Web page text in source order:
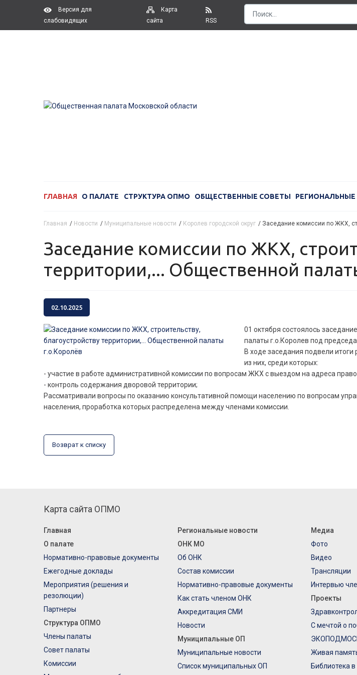
Версия для
слабовидящих
Карта
сайта
RSS
ГЛАВНАЯ О ПАЛАТЕ СТРУКТУРА ОПМО ОБЩЕСТВЕННЫЕ СОВЕТЫ
Главная / Новости / Муниципальные новости / Королев городской округ / Заседание комиссии по ЖКХ,
Заседание комиссии по ЖКХ, строительству, благоустройству
территории,... Общественной
02.10.2025
01 октября состоялось
палаты г.о.Королев под
В ходе заседания подвели
из них, среди которых:
- участие в работе административной комиссии по вопросам ЖКХ с выездом на адреса
- контроль содержания дворовой территории;
Рассматривали вопросы по оказанию консультативной помощи населению по вопросам
населения, проработка которых распределена между членами комиссии.
Возврат к списку
Карта сайта ОПМО
Главная
О палате
Нормативно-правовые документы
Ежегодные доклады
Мероприятия (решения и
резолюции)
Партнеры
Структура ОПМО
Члены палаты
Совет палаты
Комиссии
Региональные новости
ОНК МО
Об ОНК
Состав комиссии
Нормативно-правовые документы
Как стать членом ОНК
Аккредитация СМИ
Новости
Муниципальные ОП
Муниципальные новости
Список муниципальных ОП
Медиа
Фото
Видео
Трансляции
Интервью
Проекты
С мечтой о
Живая
Библиотека